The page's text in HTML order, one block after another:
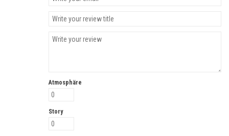
Atmosphäre
Story